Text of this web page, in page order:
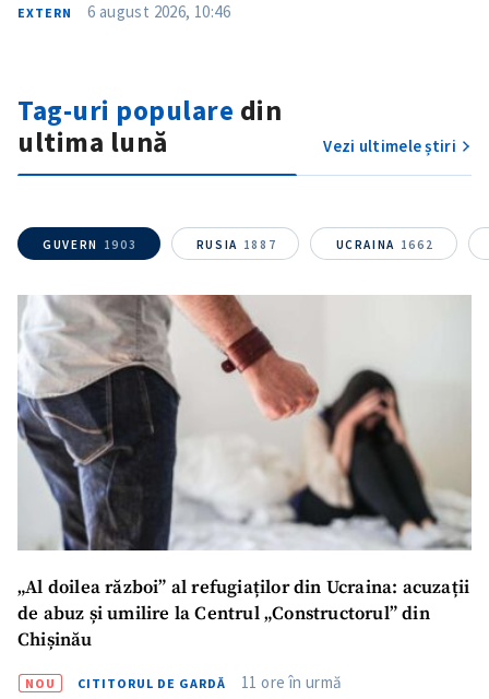
SUSȚINE
EXTERN 6 august 2026, 10:46
Tag-uri populare din
ultima lună
Vezi ultimele știri
GUVERN 1903 RUSIA 1887 UCRAINA 1662
„Al doilea război” al refugiaților din Ucraina: acuzații
de abuz și umilire la Centrul „Constructorul” din
Chișinău
NOU CITITORUL DE GARDĂ 11 ore în urmă